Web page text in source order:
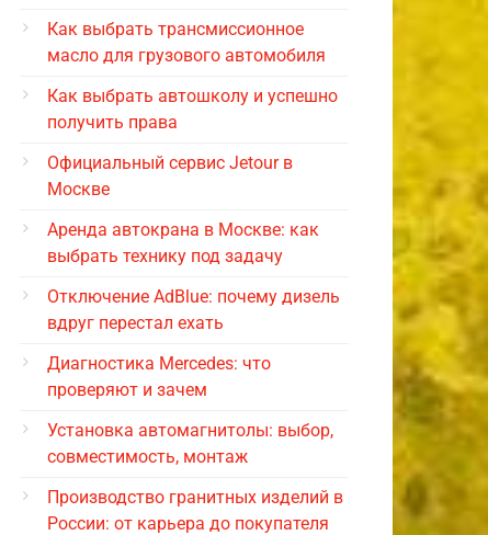
Как выбрать трансмиссионное
масло для грузового автомобиля
Как выбрать автошколу и успешно
получить права
Официальный сервис Jetour в
Москве
Аренда автокрана в Москве: как
выбрать технику под задачу
Отключение AdBlue: почему дизель
вдруг перестал ехать
Диагностика Mercedes: что
проверяют и зачем
Установка автомагнитолы: выбор,
совместимость, монтаж
Производство гранитных изделий в
России: от карьера до покупателя